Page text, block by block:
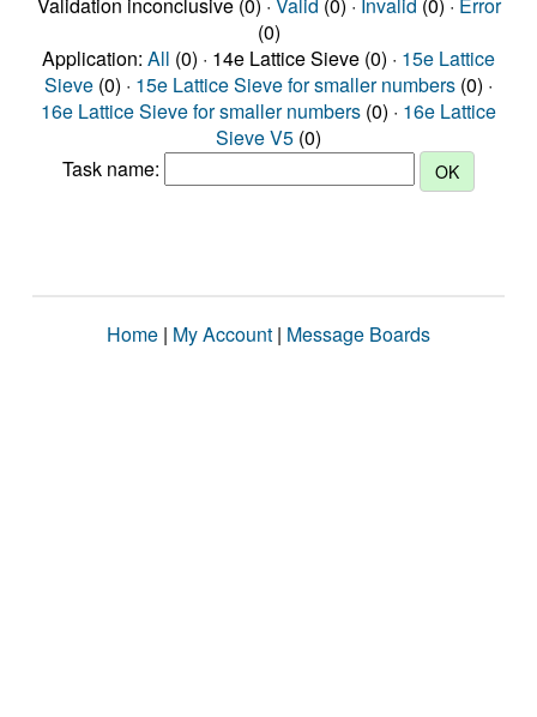
(0)
Application: All (0) · 14e Lattice Sieve (0) · 15e Lattice
Sieve (0) · 15e Lattice Sieve for smaller numbers (0) ·
16e Lattice Sieve for smaller numbers (0) · 16e Lattice
Sieve V5 (0)
Task name:
Home | My Account | Message Boards